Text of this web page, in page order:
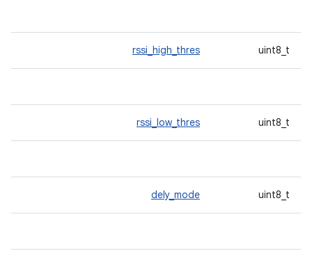
uint8_t
rssi_high_thres
uint8_t
rssi_low_thres
uint8_t
dely_mode